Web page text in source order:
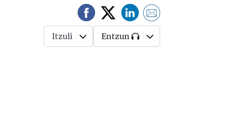
Itzuli Entzun